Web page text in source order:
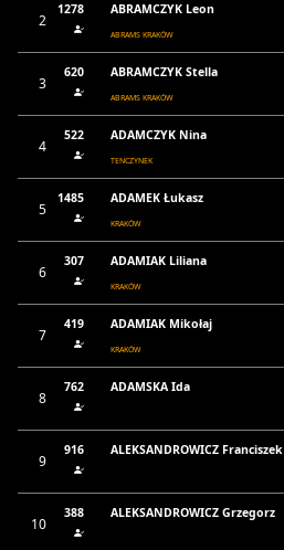
2
1278 ABRAMCZYK Leon
ABRAMS KRAKÓW
3
620 ABRAMCZYK Stella
ABRAMS KRAKÓW
4
522 ADAMCZYK Nina
TENCZYNEK
5
1485 ADAMEK Łukasz
KRAKÓW
6
307 ADAMIAK Liliana
KRAKÓW
7
419 ADAMIAK Mikołaj
KRAKÓW
8
762
ADAMSKA Ida
9
916
ALEKSANDROWICZ Franciszek
10
388
ALEKSANDROWICZ Grzegorz